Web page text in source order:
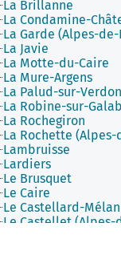
La Brillanne
La Condamine-
La Garde (Alpes-
La Javie
La Motte-du-Caire
La Mure-Argens
La Palud-sur-Verdon
La Robine-sur-
La Rochegiron
La Rochette
Lambruisse
Lardiers
Le Brusquet
Le Caire
Le Castellard-Mélan
Le Castellet